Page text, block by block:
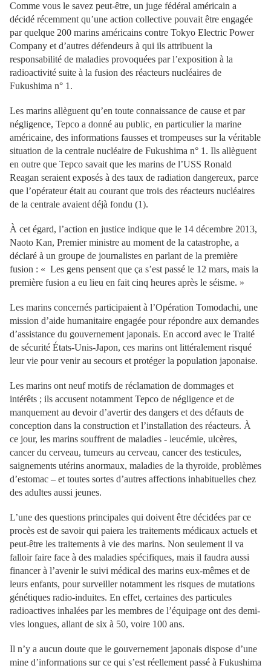
Comme vous le savez peut-être, un juge fédéral américain a
décidé récemment qu’une action collective pouvait être engagée
par quelque 200 marins américains contre Tokyo Electric Power
Company et d’autres défendeurs à qui ils attribuent la
responsabilité de maladies provoquées par l’exposition à la
radioactivité suite à la fusion des réacteurs nucléaires de
Fukushima n° 1.
Les marins allèguent qu’en toute connaissance de cause et par
négligence, Tepco a donné au public, en particulier la marine
américaine, des informations fausses et trompeuses sur la véritable
situation de la centrale nucléaire de Fukushima n° 1. Ils allèguent
en outre que Tepco savait que les marins de l’USS Ronald
Reagan seraient exposés à des taux de radiation dangereux, parce
que l’opérateur était au courant que trois des réacteurs nucléaires
de la centrale avaient déjà fondu (1).
À cet égard, l’action en justice indique que le 14 décembre 2013,
Naoto Kan, Premier ministre au moment de la catastrophe, a
déclaré à un groupe de journalistes en parlant de la première
fusion : « Les gens pensent que ça s’est passé le 12 mars, mais la
première fusion a eu lieu en fait cinq heures après le séisme. »
Les marins concernés participaient à l’Opération Tomodachi, une
mission d’aide humanitaire engagée pour répondre aux demandes
d’assistance du gouvernement japonais. En accord avec le Traité
de sécurité États-Unis-Japon, ces marins ont littéralement risqué
leur vie pour venir au secours et protéger la population japonaise.
Les marins ont neuf motifs de réclamation de dommages et
intérêts ; ils accusent notamment Tepco de négligence et de
manquement au devoir d’avertir des dangers et des défauts de
conception dans la construction et l’installation des réacteurs. À
ce jour, les marins souffrent de maladies - leucémie, ulcères,
cancer du cerveau, tumeurs au cerveau, cancer des testicules,
saignements utérins anormaux, maladies de la thyroïde, problèmes
d’estomac – et toutes sortes d’autres affections inhabituelles chez
des adultes aussi jeunes.
L’une des questions principales qui doivent être décidées par ce
procès est de savoir qui paiera les traitements médicaux actuels et
peut-être les traitements à vie des marins. Non seulement il va
falloir faire face à des maladies spécifiques, mais il faudra aussi
financer à l’avenir le suivi médical des marins eux-mêmes et de
leurs enfants, pour surveiller notamment les risques de mutations
génétiques radio-induites. En effet, certaines des particules
radioactives inhalées par les membres de l’équipage ont des demi-
vies longues, allant de six à 50, voire 100 ans.
Il n’y a aucun doute que le gouvernement japonais dispose d’une
mine d’informations sur ce qui s’est réellement passé à Fukushima